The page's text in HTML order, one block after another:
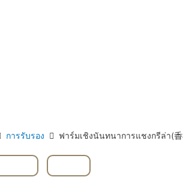
การรับรอง ฟาร์มเชิงนันทนาการแชงกรีล่า(香